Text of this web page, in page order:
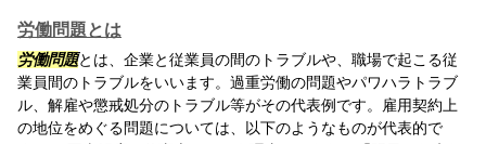
労働問題とは
労働問題とは、企業と従業員の間のトラブルや、職場で起こる従
業員間のトラブルをいいます。過重労働の問題やパワハラトラブ
ル、解雇や懲戒処分のトラブル等がその代表例です。雇用契約上
の地位をめぐる問題については、以下のようなものが代表的で